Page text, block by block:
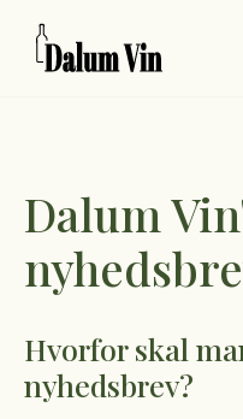
Dalum
Hvorfor skal
nyhedsbrev?